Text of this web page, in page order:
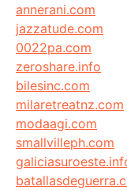
annerani.com
jazzatude.com
0022pa.com
zeroshare.info
bilesinc.com
milaretreatnz.com
modaagi.com
smallvilleph.com